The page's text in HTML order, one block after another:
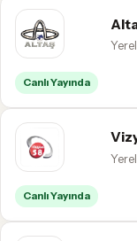
Canlı Yayında
Canlı Yayında